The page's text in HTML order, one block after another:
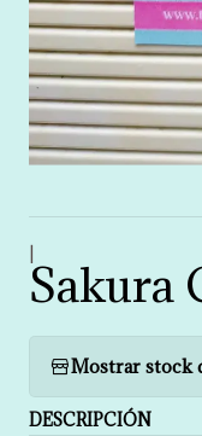
Sakura
Mostrar stock
DESCRIPCIÓN